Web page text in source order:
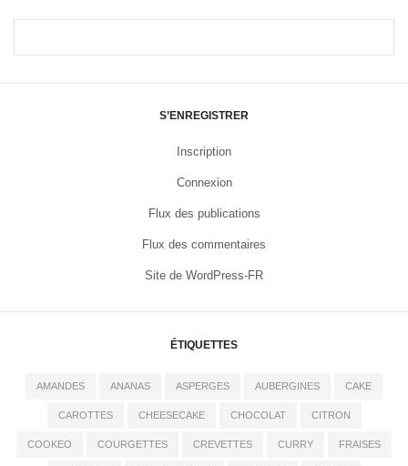
S’ENREGISTRER
Inscription
Connexion
Flux des publications
Flux des commentaires
Site de WordPress-FR
ÉTIQUETTES
AMANDES ANANAS ASPERGES AUBERGINES CAKE
CAROTTES CHEESECAKE CHOCOLAT CITRON
COOKEO COURGETTES CREVETTES CURRY FRAISES